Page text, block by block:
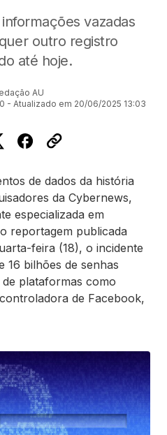
vazadas
outro registro
até hoje.
AU
- Atualizado em 20/06/2025 13:03
de dados da história
da Cybernews,
especializada em
reportagem publicada
feira (18), o incidente
16 bilhões de senhas
plataformas como
de Facebook,